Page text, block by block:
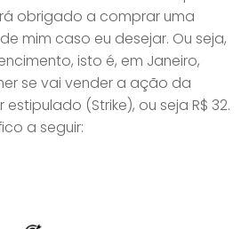
obrigado a comprar uma
mim caso eu desejar. Ou seja,
isto é, em Janeiro,
se vai vender a ação da
(Strike), ou seja R$ 32.
a seguir: